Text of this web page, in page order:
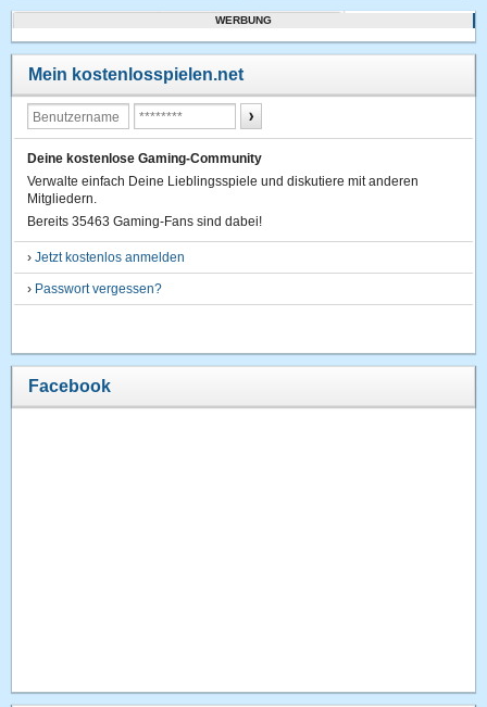
WERBUNG
Mein kostenlosspielen.net
Deine kostenlose Gaming-Community
Verwalte einfach Deine Lieblingsspiele und diskutiere mit anderen
Mitgliedern.
Bereits 35463 Gaming-Fans sind dabei!
›Jetzt kostenlos anmelden
› Passwort vergessen?
Facebook